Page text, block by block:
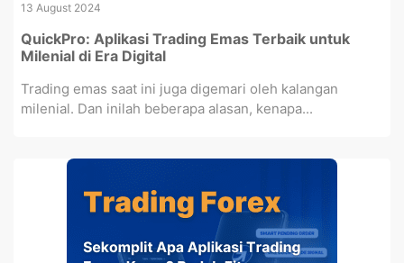
13 August 2024
QuickPro: Aplikasi Trading Emas Terbaik untuk
Milenial di Era Digital
Trading emas saat ini juga digemari oleh kalangan
milenial. Dan inilah beberapa alasan, kenapa...